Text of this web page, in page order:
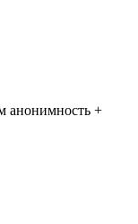
анонимность +